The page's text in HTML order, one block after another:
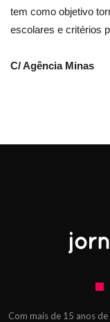
tem como objetivo
escolares e critérios
C/ Agência Minas
Com mais de 15 anos